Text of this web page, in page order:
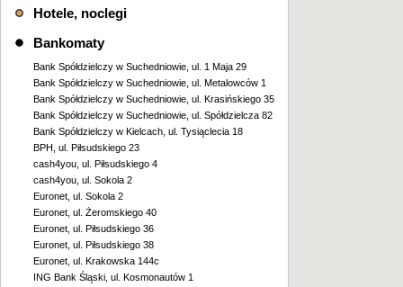
Hotele, noclegi
Bankomaty
Bank Spółdzielczy w Suchedniowie, ul. 1 Maja 29
Bank Spółdzielczy w Suchedniowie, ul. Metalowców 1
Bank Spółdzielczy w Suchedniowie, ul. Krasińskiego 35
Bank Spółdzielczy w Suchedniowie, ul. Spółdzielcza 82
Bank Spółdzielczy w Kielcach, ul. Tysiąclecia 18
BPH, ul. Piłsudskiego 23
cash4you, ul. Piłsudskiego 4
cash4you, ul. Sokola 2
Euronet, ul. Sokola 2
Euronet, ul. Żeromskiego 40
Euronet, ul. Piłsudskiego 36
Euronet, ul. Piłsudskiego 38
Euronet, ul. Krakowska 144c
ING Bank Śląski, ul. Kosmonautów 1